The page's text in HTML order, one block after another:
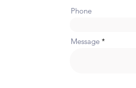
Phone
Message